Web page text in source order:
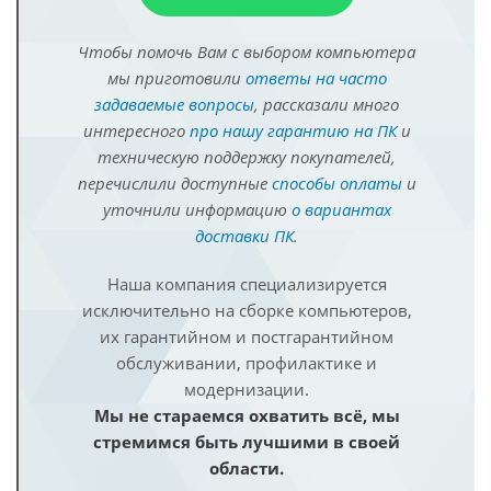
Чтобы помочь Вам с выбором компьютера
мы приготовили ответы на часто
задаваемые вопросы, рассказали много
интересного про нашу гарантию на ПКи
техническую поддержку покупателей,
перечислили доступные способы оплатыи
уточнили информацию о вариантах
доставки ПК.
Наша компания специализируется
исключительно на сборке компьютеров,
их гарантийном и постгарантийном
обслуживании, профилактике и
модернизации.
Мы не стараемся охватить всё, мы
стремимся быть лучшими в своей
области.